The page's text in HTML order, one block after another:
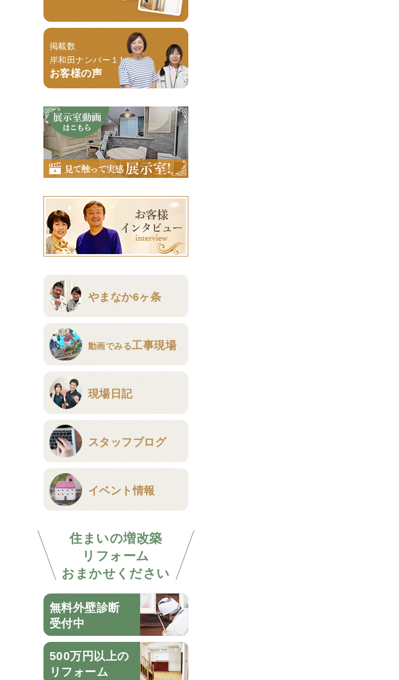
掲載数
岸和田ナンバー１！
お客様の声
やまなか6ヶ条
動画でみる工事現場
現場日記
スタッフブログ
イベント情報
住まいの増改築
リフォーム
おまかせください
無料外壁診断
受付中
500万円以上の
リフォーム